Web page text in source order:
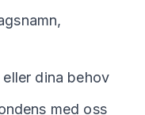
dina behov
med oss